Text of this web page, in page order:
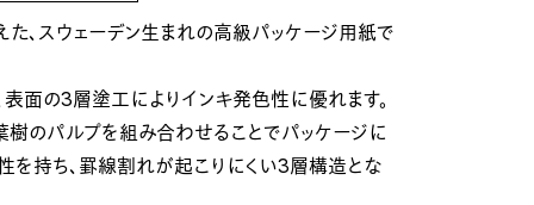
た、スウェーデン生まれの高級パッケージ用紙で
面の3層塗工によりインキ発色性に優れます。
樹のパルプを組み合わせることでパッケージに
を持ち、罫線割れが起こりにくい3層構造とな